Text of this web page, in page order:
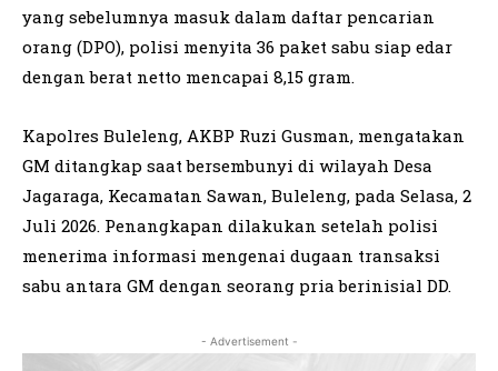
yang sebelumnya masuk dalam daftar pencarian
orang (DPO), polisi menyita 36 paket sabu siap edar
dengan berat netto mencapai 8,15 gram.
Kapolres Buleleng, AKBP Ruzi Gusman, mengatakan
GM ditangkap saat bersembunyi di wilayah Desa
Jagaraga, Kecamatan Sawan, Buleleng, pada Selasa, 2
Juli 2026. Penangkapan dilakukan setelah polisi
menerima informasi mengenai dugaan transaksi
sabu antara GM dengan seorang pria berinisial DD.
- Advertisement -